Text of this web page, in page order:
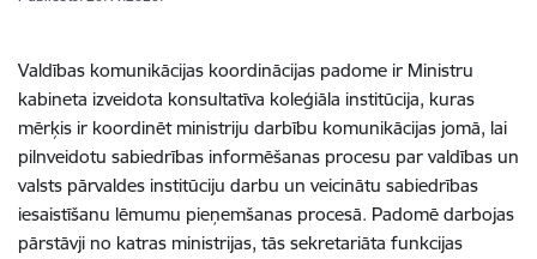
Valdības komunikācijas koordinācijas padome ir Ministru
kabineta izveidota konsultatīva koleģiāla institūcija, kuras
mērķis ir koordinēt ministriju darbību komunikācijas jomā, lai
pilnveidotu sabiedrības informēšanas procesu par valdības un
valsts pārvaldes institūciju darbu un veicinātu sabiedrības
iesaistīšanu lēmumu pieņemšanas procesā. Padomē darbojas
pārstāvji no katras ministrijas, tās sekretariāta funkcijas